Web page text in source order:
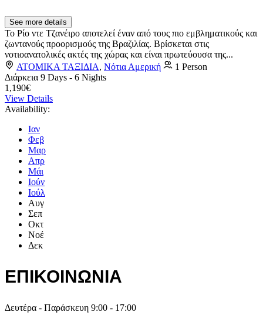
See more details
Το Ρίο ντε Τζανέιρο αποτελεί έναν από τους πιο εμβληματικούς και
ζωντανούς προορισμούς της Βραζιλίας. Βρίσκεται στις
νοτιοανατολικές ακτές της χώρας και είναι πρωτεύουσα της...
ΑΤΟΜΙΚΑ ΤΑΞΙΔΙΑ, Νότια Αμερική
1 Person
Διάρκεια 9 Days - 6 Nights
1,190€
View Details
Availability:
Ιαν
Φεβ
Μαρ
Απρ
Μάι
Ιούν
Ιούλ
Αυγ
Σεπ
Οκτ
Νοέ
Δεκ
ΕΠΙΚΟΙΝΩΝΙΑ
Δευτέρα - Παράσκευη 9:00 - 17:00